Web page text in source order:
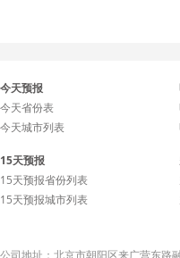
今天预报
今天省份表
今天城市列表
15天预报
15天预报省份列表
15天预报城市列表
公司地址：北京市朝阳区来广营东路